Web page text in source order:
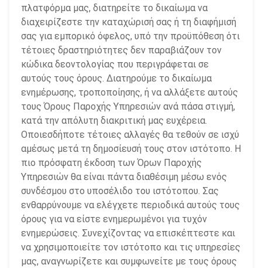
πλατφόρμα μας, διατηρείτε το δικαίωμα να
διαχειρίζεστε την καταχώρισή σας ή τη διαφήμισή
σας για εμπορικό όφελος, υπό την προϋπόθεση ότι
τέτοιες δραστηριότητες δεν παραβιάζουν τον
κώδικα δεοντολογίας που περιγράφεται σε
αυτούς τους όρους. Διατηρούμε το δικαίωμα
ενημέρωσης, τροποποίησης, ή να αλλάξετε αυτούς
τους Όρους Παροχής Υπηρεσιών ανά πάσα στιγμή,
κατά την απόλυτη διακριτική μας ευχέρεια.
Οποιεσδήποτε τέτοιες αλλαγές θα τεθούν σε ισχύ
αμέσως μετά τη δημοσίευσή τους στον ιστότοπο. Η
πιο πρόσφατη έκδοση των Όρων Παροχής
Υπηρεσιών θα είναι πάντα διαθέσιμη μέσω ενός
συνδέσμου στο υποσέλιδο του ιστότοπου. Σας
ενθαρρύνουμε να ελέγχετε περιοδικά αυτούς τους
όρους για να είστε ενημερωμένοι για τυχόν
ενημερώσεις. Συνεχίζοντας να επισκέπτεστε και
να χρησιμοποιείτε τον ιστότοπο και τις υπηρεσίες
μας, αναγνωρίζετε και συμφωνείτε με τους όρους